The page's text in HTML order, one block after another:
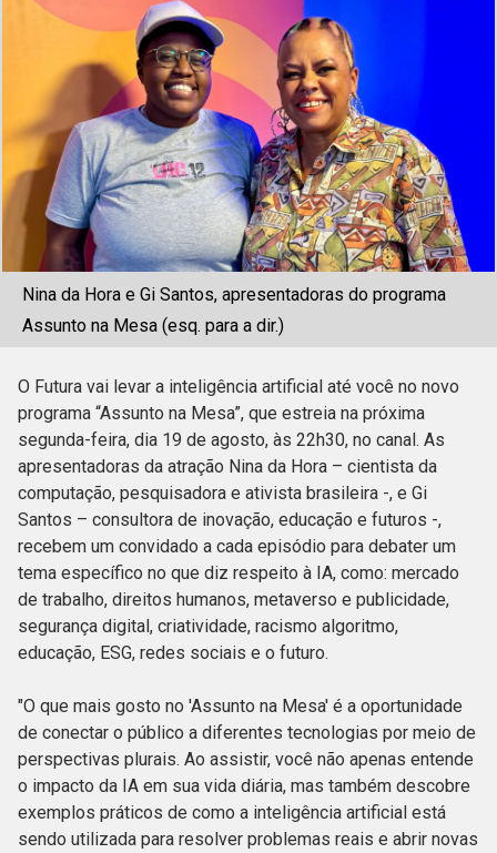
Nina da Hora e Gi Santos, apresentadoras do programa
Assunto na Mesa (esq. para a dir.)
O Futura vai levar a inteligência artificial até você no novo
programa “Assunto na Mesa”, que estreia na próxima
segunda-feira, dia 19 de agosto, às 22h30, no canal. As
apresentadoras da atração Nina da Hora – cientista da
computação, pesquisadora e ativista brasileira -, e Gi
Santos – consultora de inovação, educação e futuros -,
recebem um convidado a cada episódio para debater um
tema específico no que diz respeito à IA, como: mercado
de trabalho, direitos humanos, metaverso e publicidade,
segurança digital, criatividade, racismo algoritmo,
educação, ESG, redes sociais e o futuro.
"O que mais gosto no 'Assunto na Mesa' é a oportunidade
de conectar o público a diferentes tecnologias por meio de
perspectivas plurais. Ao assistir, você não apenas entende
o impacto da IA em sua vida diária, mas também descobre
exemplos práticos de como a inteligência artificial está
sendo utilizada para resolver problemas reais e abrir novas